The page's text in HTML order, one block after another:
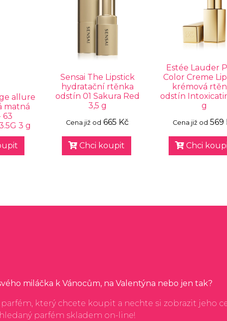
allure
matná
63
3 g
Sensai The Lipstick
hydratační rtěnka
odstín 01 Sakura Red
3,5 g
Cena již od 665 Kč
Chci koupit
Estée Lauder
Color Creme
krémová
odstín
g
Cena již od 569
Chci
miláčka k Vánocům, na Valentýna nebo jen tak?
který chcete koupit a nechte si zobrazit jeho
parfém skladem on-line!